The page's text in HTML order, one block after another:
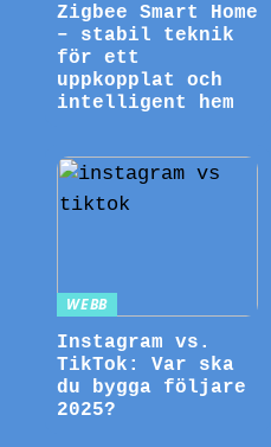
Zigbee Smart Home
– stabil teknik
för ett
uppkopplat och
intelligent hem
WEBB
Instagram vs.
TikTok: Var ska
du bygga följare
2025?